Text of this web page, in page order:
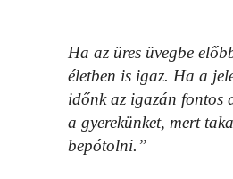
Ha az üres üvegbe
életben is igaz. Ha a
időnk az igazán fontos
a gyerekünket, mert
bepótolni.”